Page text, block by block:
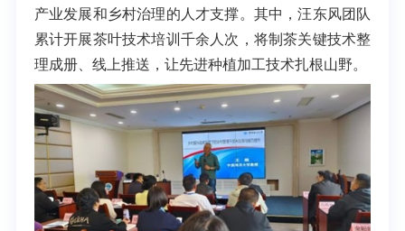
产业发展和乡村治理的人才支撑。其中，汪东风团队
累计开展茶叶技术培训千余人次，将制茶关键技术整
理成册、线上推送，让先进种植加工技术扎根山野。